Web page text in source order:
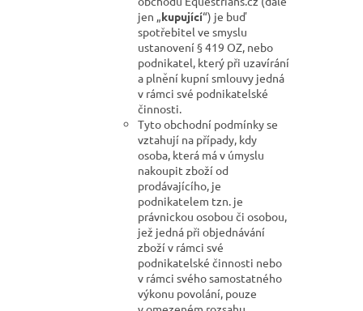
jen „kupující“) je buď
spotřebitel ve smyslu
ustanovení § 419 OZ, nebo
podnikatel, který při uzavírání
a plnění kupní smlouvy jedná
v rámci své podnikatelské
činnosti.
Tyto obchodní podmínky se
vztahují na případy, kdy
osoba, která má v úmyslu
nakoupit zboží od
prodávajícího, je
podnikatelem tzn. je
právnickou osobou či osobou,
jež jedná při objednávání
zboží v rámci své
podnikatelské činnosti nebo
v rámci svého samostatného
výkonu povolání, pouze